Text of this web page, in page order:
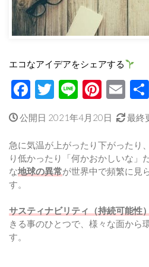
エコなアイデアをシェアする
Facebook
Twitter
Line
公開日 2021年4月20日 最終
急に気温が上がったり下がったり
り低かったり「何かおかしいな」
な地球の異常が世界中で頻繁に見
す。
サスティナビリティ（持続可能性）
きる事のひとつで、様々な面から
す。